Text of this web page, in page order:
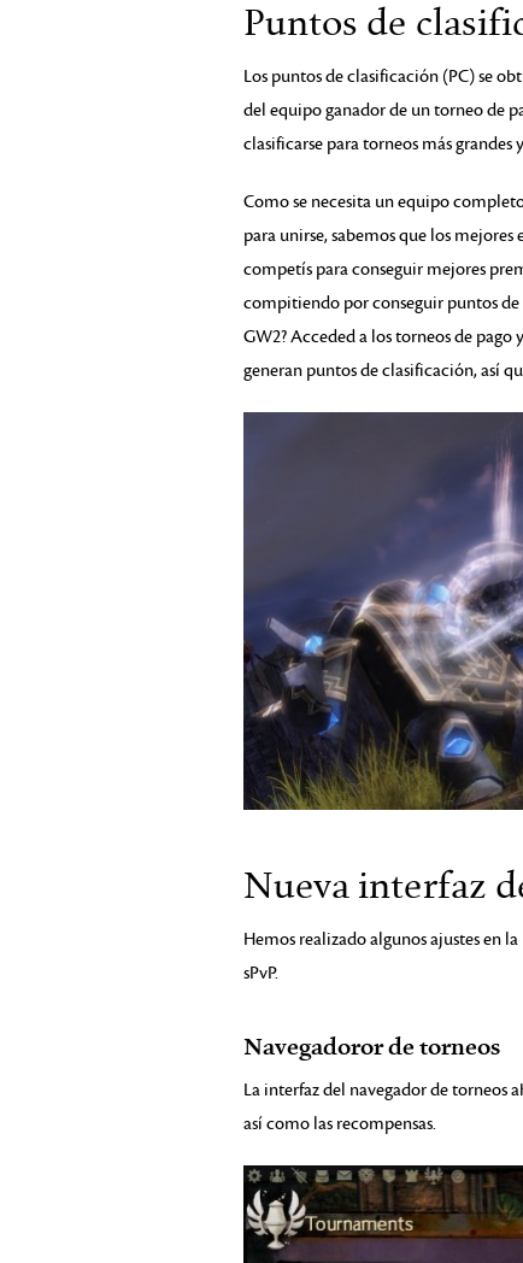
Puntos de
Los puntos de clasificación (PC) se
del equipo ganador de un torneo de
clasificarse para torneos más
Como se necesita un equipo
para unirse, sabemos que los
competís para conseguir mejores
compitiendo por conseguir puntos de
GW2? Acceded a los torneos de
generan puntos de clasificación, así
Nueva interfaz
Hemos realizado algunos ajustes en
sPvP.
Navegadoror de torneos
La interfaz del navegador de torneos
así como las recompensas.